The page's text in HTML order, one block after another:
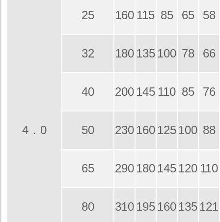
4．0
25 160 115 85 65 58
32 180 135 100 78 66
40 200 145 110 85 76
50 230 160 125 100 88
65 290 180 145 120 110
80 310 195 160 135 121